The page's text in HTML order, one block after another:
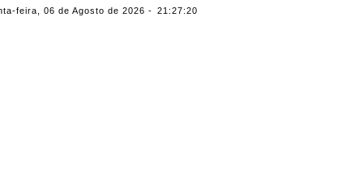
feira 06 de Agosto de 2026 - 21:27:20